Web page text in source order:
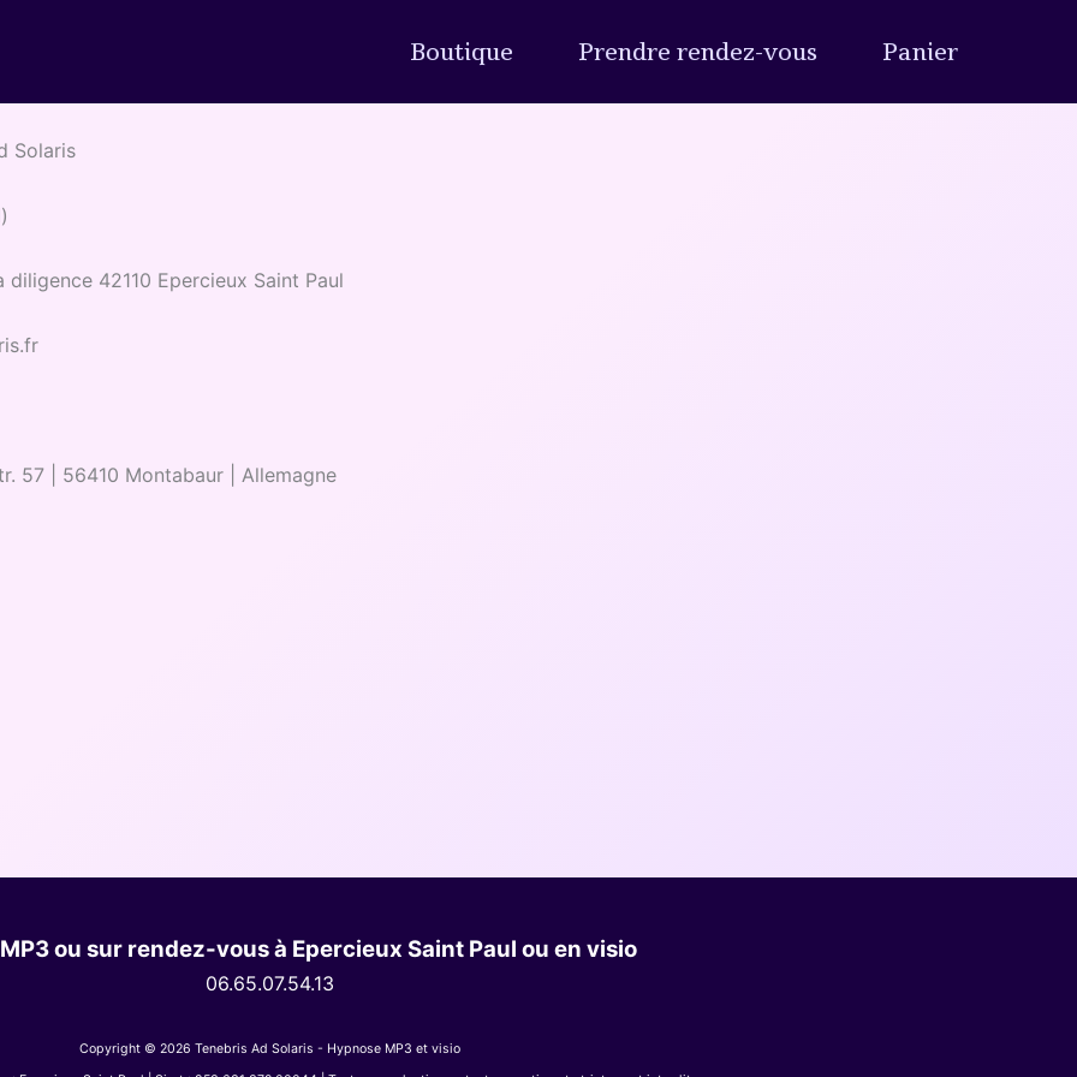
Boutique Prendre rendez-vous Panier
Solaris
42110 Epercieux Saint Paul
57 | 56410 Montabaur | Allemagne
ou sur rendez-vous à Epercieux Saint Paul ou en visio
06.65.07.54.13
Copyright © 2026 Tenebris Ad Solaris - Hypnose MP3 et visio